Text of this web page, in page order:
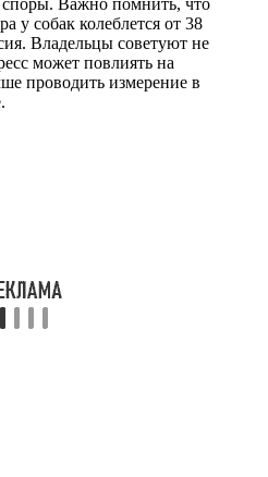
Важно помнить, что
у собак колеблется от 38
Владельцы советуют не
может повлиять на
проводить измерение в